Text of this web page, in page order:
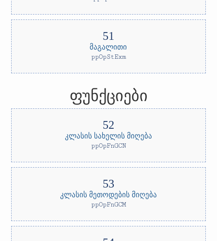
მაგალითი
ppOpStExm
ფუნქციები
კლასის სახელის მიღება
ppOpFnGCN
კლასის მეთოდების მიღება
ppOpFnGCM